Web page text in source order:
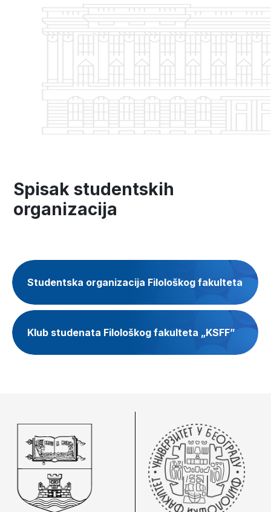
Spisak studentskih
organizacija
Studentska organizacija Filološkog fakulteta
Klub studenata Filološkog fakulteta „KSFF”